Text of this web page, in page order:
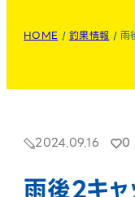
HOME /釣果情報 /雨
2024.09.16 0
雨後2キャ